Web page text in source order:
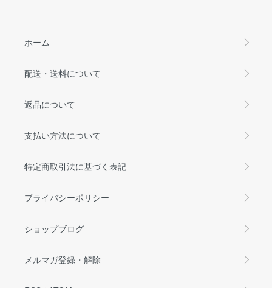
ホーム
配送・送料について
返品について
支払い方法について
特定商取引法に基づく表記
プライバシーポリシー
ショップブログ
メルマガ登録・解除